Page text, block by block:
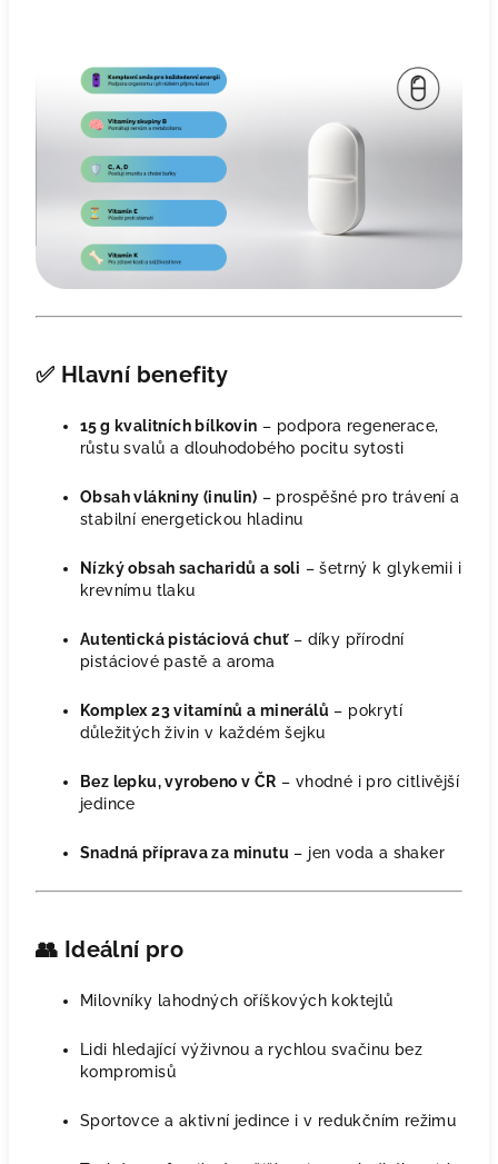
✅ Hlavní benefity
15 g kvalitních bílkovin – podpora regenerace,
růstu svalů a dlouhodobého pocitu sytosti
Obsah vlákniny (inulin) – prospěšné pro trávení a
stabilní energetickou hladinu
Nízký obsah sacharidů a soli – šetrný k glykemii i
krevnímu tlaku
Autentická pistáciová chuť– díky přírodní
pistáciové pastě a aroma
Komplex 23 vitamínů a minerálů – pokrytí
důležitých živin v každém šejku
Bez lepku, vyrobeno v ČR – vhodné i pro citlivější
jedince
Snadná příprava za minutu – jen voda a shaker
👥 Ideální pro
Milovníky lahodných oříškových koktejlů
Lidi hledající výživnou a rychlou svačinu bez
kompromisů
Sportovce a aktivní jedince i v redukčním režimu